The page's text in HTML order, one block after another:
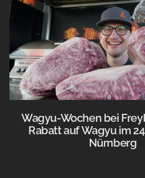
Wagyu-Wochen bei
Rabatt auf Wagyu im
Nürnberg